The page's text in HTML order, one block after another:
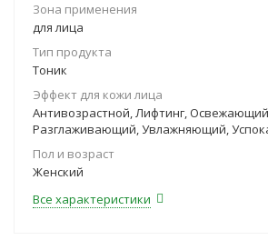
Зона применения
для лица
Тип продукта
Тоник
Эффект для кожи лица
Антивозрастной, Лифтинг,
Разглаживающий, Увлажняющий,
Пол и возраст
Женский
Все характеристики